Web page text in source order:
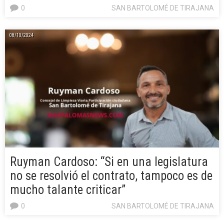
SAN BARTOLOMÉ DE TIRAJANA
0
08/10/2024
Ruyman Cardoso: “Si en una legislatura
no se resolvió el contrato, tampoco es de
mucho talante criticar”
SAN BARTOLOMÉ DE TIRAJANA
0